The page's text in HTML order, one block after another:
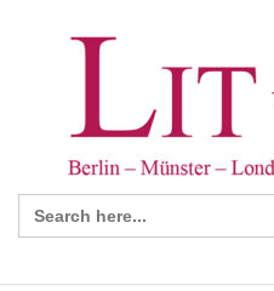
Search
for: